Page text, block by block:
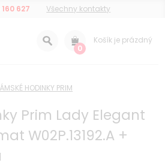
627 Všechny kontakty
0
Košík je prázdný
HODINKY PRIM
Prim Lady Elegant
W02P.13192.A +